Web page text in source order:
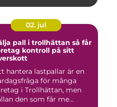
02. jul
pall i trollhättan så får
kontroll på sitt
hantera lastpallar är en
för många
i Trollhättan, men
den som får me...